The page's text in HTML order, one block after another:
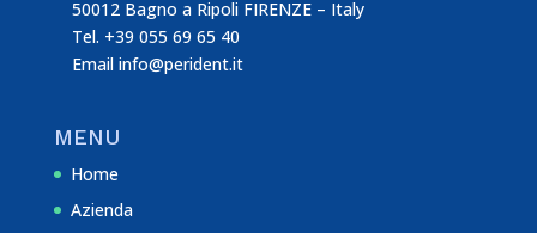
50012 Bagno a Ripoli FIRENZE – Italy
Tel. +39 055 69 65 40
Email info@perident.it
MENU
Home
Azienda